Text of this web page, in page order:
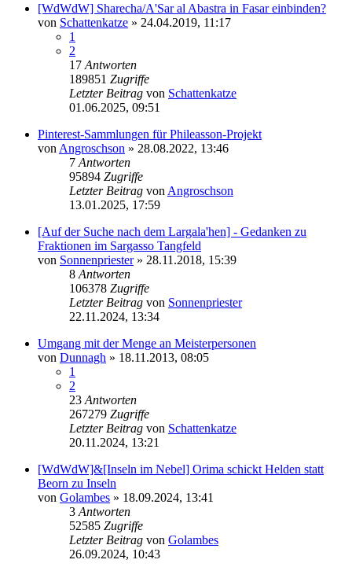
[WdWdW] Sharecha/A'Sar al Abastra in Fasar einbinden?
von Schattenkatze » 24.04.2019, 11:17
1
2
17 Antworten
189851 Zugriffe
Letzter Beitrag von Schattenkatze
01.06.2025, 09:51
Pinterest-Sammlungen für Phileasson-Projekt
von Angroschson » 28.08.2022, 13:46
7 Antworten
95894 Zugriffe
Letzter Beitrag von Angroschson
13.01.2025, 17:59
[Auf der Suche nach dem Largala'hen] - Gedanken zu
Fraktionen im Sargasso Tangfeld
von Sonnenpriester» 28.11.2018, 15:39
8 Antworten
106378 Zugriffe
Letzter Beitrag von Sonnenpriester
22.11.2024, 13:34
Umgang mit der Menge an Meisterpersonen
von Dunnagh » 18.11.2013, 08:05
1
2
23 Antworten
267279 Zugriffe
Letzter Beitrag von Schattenkatze
20.11.2024, 13:21
[WdWdW]&[Inseln im Nebel] Orima schickt Helden statt
Beorn zu Inseln
von Golambes » 18.09.2024, 13:41
3 Antworten
52585 Zugriffe
Letzter Beitrag von Golambes
26.09.2024, 10:43